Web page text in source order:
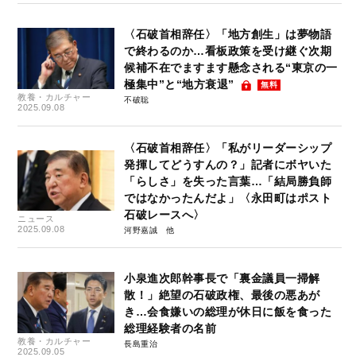
教養・カルチャー
2025.09.08
〈石破首相辞任〉「地方創生」は夢物語
で終わるのか…看板政策を受け継ぐ次期
候補不在でますます懸念される“東京の一
極集中”と“地方衰退”
無料
不破聡
ニュース
2025.09.08
〈石破首相辞任〉「私がリーダーシップ
発揮してどうすんの？」記者にボヤいた
「らしさ」を失った言葉…「結局勝負師
ではなかったんだよ」〈永田町はポスト
石破レースへ〉
河野嘉誠
教養・カルチャー
2025.09.05
小泉進次郎幹事長で「裏金議員一掃解
散！」絶望の石破政権、最後の悪あが
き…会食嫌いの総理が休日に飯を食った
総理経験者の名前
長島重治